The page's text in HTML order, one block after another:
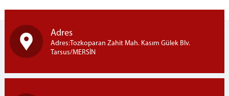
Adres
Adres:Tozkoparan Zahit Mah. Kasım Gülek Blv.
Tarsus/MERSİN